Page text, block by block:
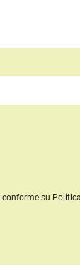
conforme su